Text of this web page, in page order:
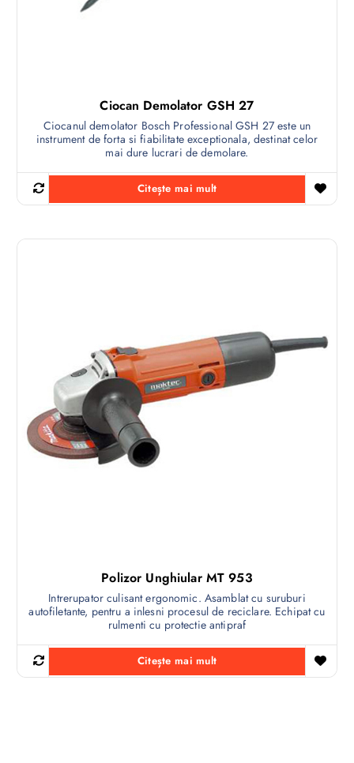
Ciocan Demolator GSH 27
Ciocanul demolator Bosch Professional GSH 27 este un
instrument de forta si fiabilitate exceptionala, destinat celor
mai dure lucrari de demolare.
Citește mai mult
Polizor Unghiular MT 953
Intrerupator culisant ergonomic. Asamblat cu suruburi
autofiletante, pentru a inlesni procesul de reciclare. Echipat cu
rulmenti cu protectie antipraf
Citește mai mult